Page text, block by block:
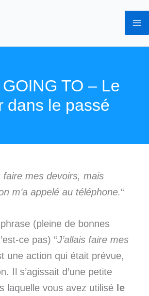
TO – Le
dans le passé
faire mes devoirs, mais
m’a appelé au téléphone.“
(pleine de bonnes
ce pas) “J’allais faire mes
une action qui était prévue,
Il s’agissait d’une petite
laquelle vous avez utilisé le